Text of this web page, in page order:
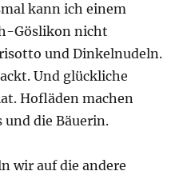
kann ich einem
Göslikon nicht
und Dinkelnudeln.
Und glückliche
Hofläden machen
die Bäuerin.
wir auf die andere